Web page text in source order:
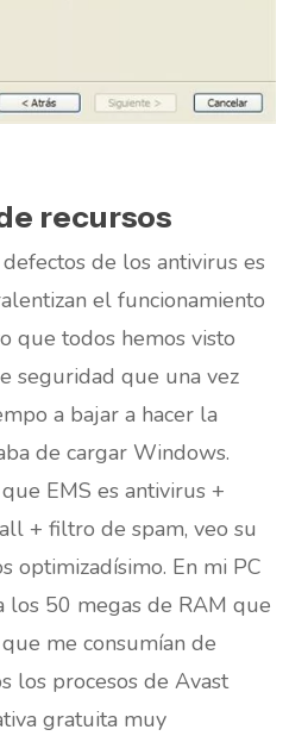
recursos
de los antivirus es
el funcionamiento
que todos hemos visto
seguridad que una vez
a bajar a hacer la
de cargar Windows.
EMS es antivirus +
+ filtro de spam, veo su
optimizadísimo. En mi PC
los 50 megas de RAM que
me consumían de
los procesos de Avast
gratuita muy